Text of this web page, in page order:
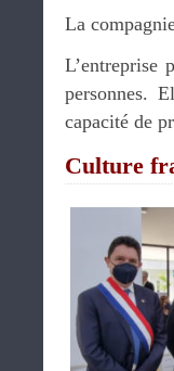
La
L’entreprise
personnes.
capacité de
Culture